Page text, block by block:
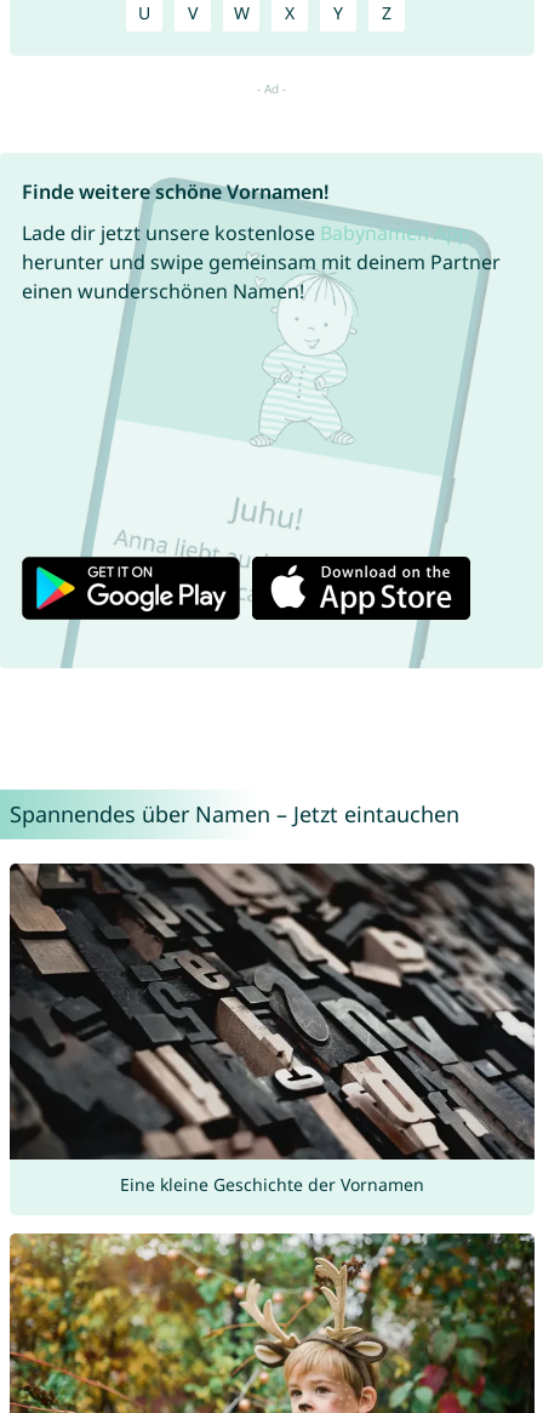
U V W X Y Z
Finde weitere schöne Vornamen!
Lade dir jetzt unsere kostenlose Babynamen App
herunter und swipe gemeinsam mit deinem Partner
einen wunderschönen Namen!
Spannendes über Namen – Jetzt eintauchen
Eine kleine Geschichte der Vornamen